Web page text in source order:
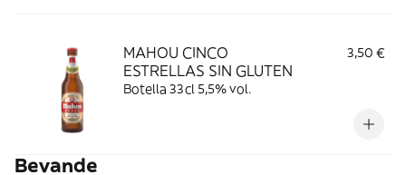
MAHOU CINCO
ESTRELLAS SIN GLUTEN
3,50 €
Botella 33cl 5,5% vol.
Bevande